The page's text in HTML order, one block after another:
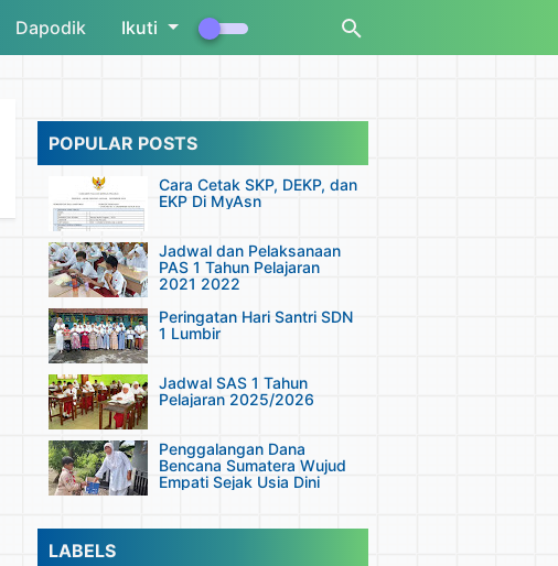
Dapodik Ikuti
POPULAR POSTS
Cara Cetak SKP, DEKP, dan
EKP Di MyAsn
Jadwal dan Pelaksanaan
PAS 1 Tahun Pelajaran
2021 2022
Peringatan Hari Santri SDN
1 Lumbir
Jadwal SAS 1 Tahun
Pelajaran 2025/2026
Penggalangan Dana
Bencana Sumatera Wujud
Empati Sejak Usia Dini
LABELS